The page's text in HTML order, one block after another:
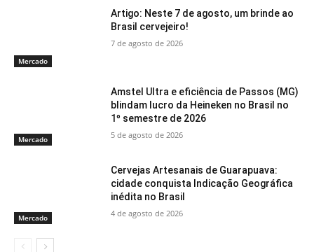
Mercado
Artigo: Neste 7 de agosto, um brinde ao
Brasil cervejeiro!
7 de agosto de 2026
Mercado
Amstel Ultra e eficiência de Passos (MG)
blindam lucro da Heineken no Brasil no
1º semestre de 2026
5 de agosto de 2026
Mercado
Cervejas Artesanais de Guarapuava:
cidade conquista Indicação Geográfica
inédita no Brasil
4 de agosto de 2026